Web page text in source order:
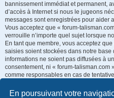
En poursuivant votre
bannissement immédiat et permanent,
d’accès à Internet si nous le jugeons
messages sont enregistrées pour aider
Vous acceptez que « forum-
verrouille n’importe quel sujet lorsque
En tant que membre, vous acceptez
saisies soient stockées dans notre
informations ne soient pas diffusées à
consentement, ni « forum-talisman.com
comme responsables en cas de